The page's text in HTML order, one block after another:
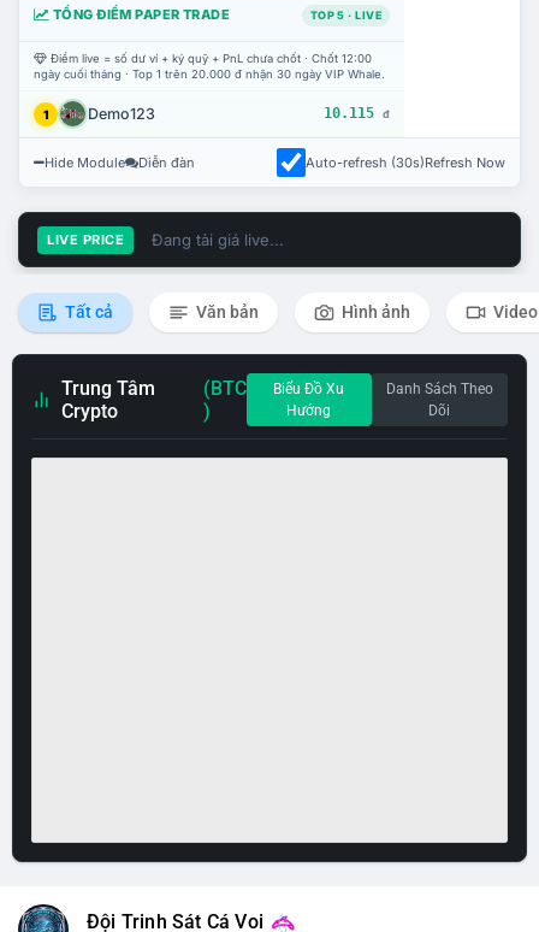
TỔNG ĐIỂM PAPER TRADE TOP 5 · LIVE
Điểm live = số dư ví + ký quỹ + PnL chưa chốt · Chốt 12:00
ngày cuối tháng · Top 1 trên 20.000 đ nhận 30 ngày VIP Whale.
1 Demo123 10.115 đ
Hide Module Diễn đàn Auto-refresh (30s)Refresh Now
LIVE PRICE Đang tải giá live...
Tất cả Văn bản Hình ảnh Video
Trung Tâm
Crypto
(BTC
)
Biểu Đồ Xu
Hướng
Danh Sách Theo
Dõi
Đội Trinh Sát Cá Voi